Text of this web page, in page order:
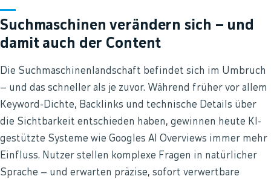
Suchmaschinen verändern sich – und
damit auch der Content
Die Suchmaschinenlandschaft befindet sich im Umbruch
– und das schneller als je zuvor. Während früher vor allem
Keyword-Dichte, Backlinks und technische Details über
die Sichtbarkeit entschieden haben, gewinnen heute KI-
gestützte Systeme wie Googles AI Overviews immer mehr
Einfluss. Nutzer stellen komplexe Fragen in natürlicher
Sprache – und erwarten präzise, sofort verwertbare